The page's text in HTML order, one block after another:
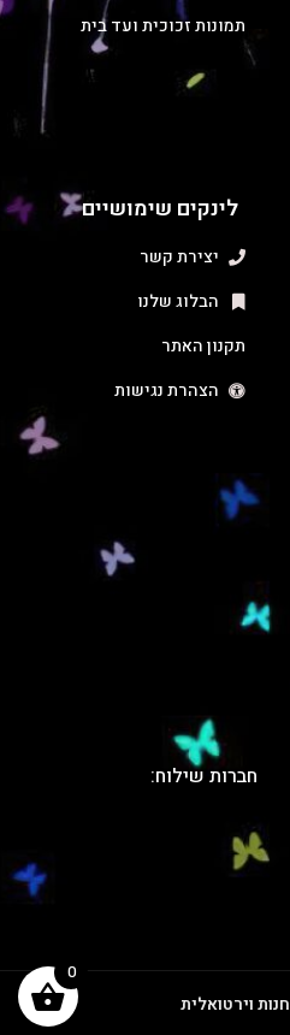
תמונות זכוכית ועד בית
לינקים שימושיים
יצירת קשר
הבלוג שלנו
תקנון האתר
הצהרת נגישות
חברות שילוח:
חנות וירטואלית
0